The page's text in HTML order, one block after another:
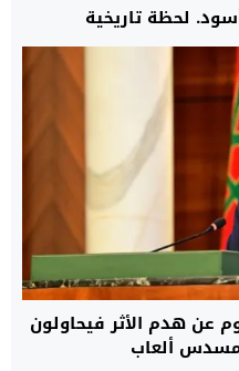
لحظة تاريخية
عن هدم الأثر فيحاولون
ألعاب